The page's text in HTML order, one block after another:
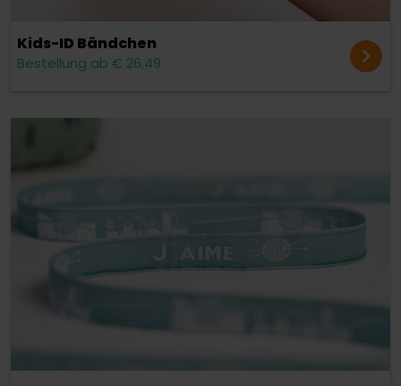
Kids-ID Bändchen
Bestellung ab € 26,49